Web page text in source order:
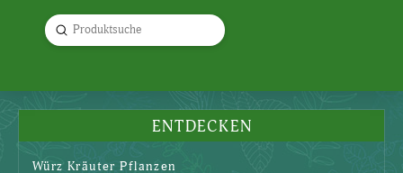
Search
Submit
ENTDECKEN
Würz Kräuter Pflanzen